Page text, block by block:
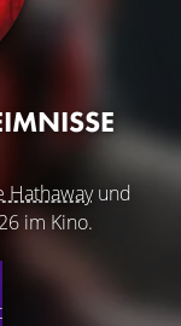
Hathawayund
im Kino.